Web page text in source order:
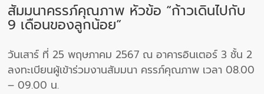
สัมมนาครรภ์คุณภาพ หัวข้อ “ก้าวเดินไปกับ
9 เดือนของลูกน้อย”
วันเสาร์ ที่ 25 พฤษภาคม 2567 ณ อาคารอินเตอร์ 3 ชั้น 2
ลงทะเบียนผู้เข้าร่วมงานสัมมนา ครรภ์คุณภาพ เวลา 08.00
– 09.00 น.